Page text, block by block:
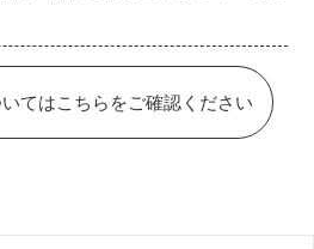
てはこちらをご確認ください